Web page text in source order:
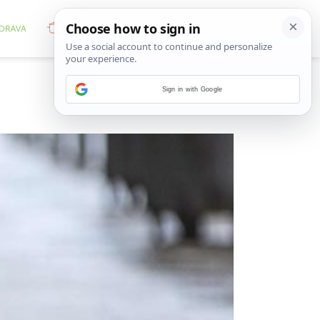
Sign in with Google